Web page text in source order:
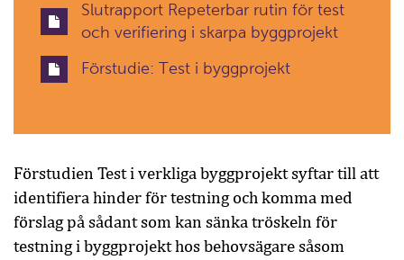
Slutrapport Repeterbar rutin för test
och verifiering i skarpa byggprojekt
Förstudie: Test i byggprojekt
Förstudien Test i verkliga byggprojekt syftar till att
identifiera hinder för testning och komma med
förslag på sådant som kan sänka tröskeln för
testning i byggprojekt hos behovsägare såsom